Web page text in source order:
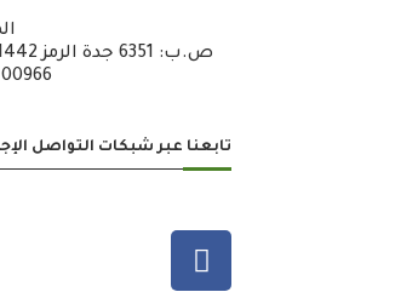
00966 فاكس : 6722600 – 12 – 00966
تابعنا عبر شبكات التواصل